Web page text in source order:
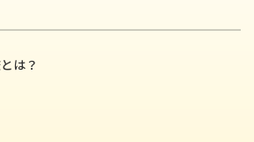
は？